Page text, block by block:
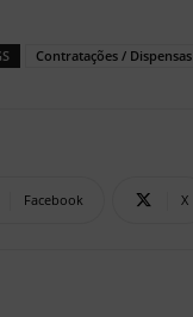
Contratações / Dispensas
Facebook X